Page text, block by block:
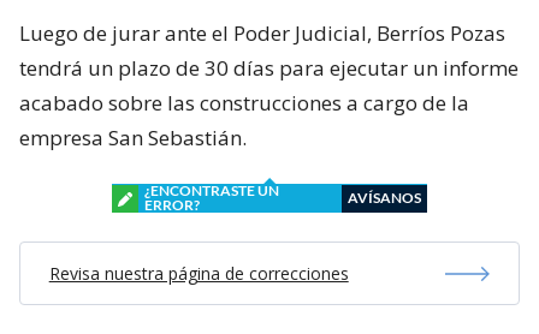
Luego de jurar ante el Poder Judicial, Berríos Pozas
tendrá un plazo de 30 días para ejecutar un informe
acabado sobre las construcciones a cargo de la
empresa San Sebastián.
¿ENCONTRASTE UN
ERROR?
AVÍSANOS
Revisa nuestra página de correcciones